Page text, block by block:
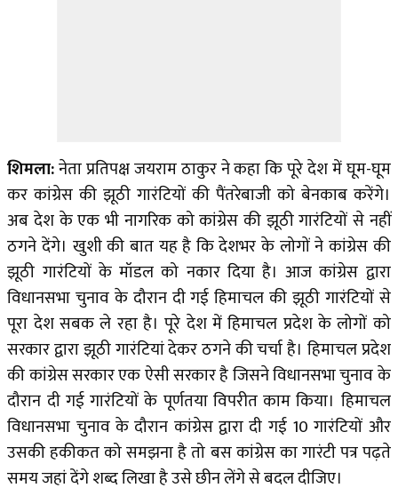
शिमला:नेता प्रतिपक्ष जयराम ठाकुर ने कहा कि पूरे देश में घूम-घूम
कर कांग्रेस की झूठी गारंटियों की पैंतरेबाजी को बेनकाब करेंगे।
अब देश के एक भी नागरिक को कांग्रेस की झूठी गारंटियों से नहीं
ठगने देंगे। खुशी की बात यह है कि देशभर के लोगों ने कांग्रेस की
झूठी गारंटियों के मॉडल को नकार दिया है। आज कांग्रेस द्वारा
विधानसभा चुनाव के दौरान दी गई हिमाचल की झूठी गारंटियों से
पूरा देश सबक ले रहा है। पूरे देश में हिमाचल प्रदेश के लोगों को
सरकार द्वारा झूठी गारंटियां देकर ठगने की चर्चा है। हिमाचल प्रदेश
की कांग्रेस सरकार एक ऐसी सरकार है जिसने विधानसभा चुनाव के
दौरान दी गई गारंटियों के पूर्णतया विपरीत काम किया। हिमाचल
विधानसभा चुनाव के दौरान कांग्रेस द्वारा दी गई 10 गारंटियों और
उसकी हकीकत को समझना है तो बस कांग्रेस का गारंटी पत्र पढ़ते
समय जहां देंगे शब्द लिखा है उसे छीन लेंगे से बदल दीजिए।